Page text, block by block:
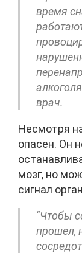
время
врач.
Несмотря
опасен. Он
мозг, но
сигнал
"Чтобы
прошел,